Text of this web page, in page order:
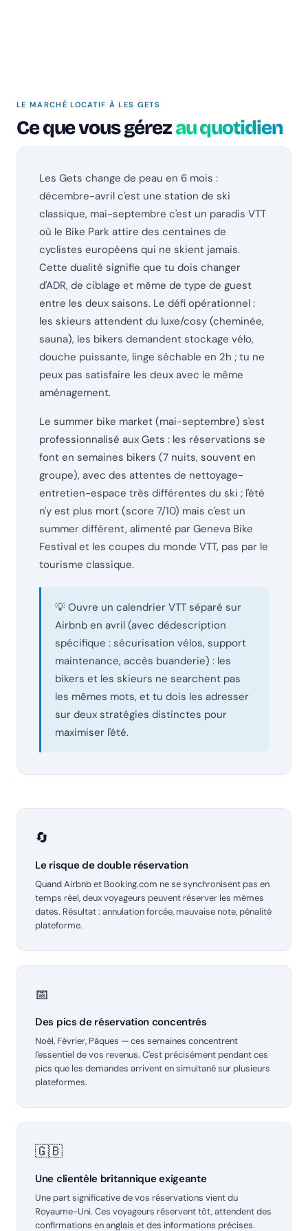
LE MARCHÉ LOCATIF À LES GETS
Ce que vous gérezau quotidien
Les Gets change de peau en 6 mois :
décembre-avril c'est une station de ski
classique, mai-septembre c'est un paradis VTT
où le Bike Park attire des centaines de
cyclistes européens qui ne skient jamais.
Cette dualité signifie que tu dois changer
d'ADR, de ciblage et même de type de guest
entre les deux saisons. Le défi opérationnel :
les skieurs attendent du luxe/cosy (cheminée,
sauna), les bikers demandent stockage vélo,
douche puissante, linge séchable en 2h ; tu ne
peux pas satisfaire les deux avec le même
aménagement.
Le summer bike market (mai-septembre) s'est
professionnalisé aux Gets : les réservations se
font en semaines bikers (7 nuits, souvent en
groupe), avec des attentes de nettoyage-
entretien-espace très différentes du ski ; l'été
n'y est plus mort (score 7/10) mais c'est un
summer différent, alimenté par Geneva Bike
Festival et les coupes du monde VTT, pas par le
tourisme classique.
💡 Ouvre un calendrier VTT séparé sur
Airbnb en avril (avec dédescription
spécifique : sécurisation vélos, support
maintenance, accès buanderie) : les
bikers et les skieurs ne searchent pas
les mêmes mots, et tu dois les adresser
sur deux stratégies distinctes pour
maximiser l'été.
🔄
Le risque de double réservation
Quand Airbnb et Booking.com ne se synchronisent pas en
temps réel, deux voyageurs peuvent réserver les mêmes
dates. Résultat : annulation forcée, mauvaise note, pénalité
plateforme.
📅
Des pics de réservation concentrés
Noël, Février, Pâques — ces semaines concentrent
l'essentiel de vos revenus. C'est précisément pendant ces
pics que les demandes arrivent en simultané sur plusieurs
plateformes.
🇬🇧
Une clientèle britannique exigeante
Une part significative de vos réservations vient du
Royaume-Uni. Ces voyageurs réservent tôt, attendent des
confirmations en anglais et des informations précises.